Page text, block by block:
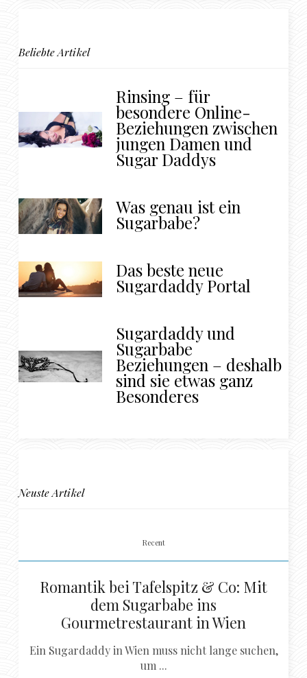
Beliebte Artikel
Rinsing – für
besondere Online-
Beziehungen zwischen
jungen Damen und
Sugar Daddys
Was genau ist ein
Sugarbabe?
Das beste neue
Sugardaddy Portal
Sugardaddy und
Sugarbabe
Beziehungen – deshalb
sind sie etwas ganz
Besonderes
Neuste Artikel
Recent
Romantik bei Tafelspitz & Co: Mit
dem Sugarbabe ins
Gourmetrestaurant in Wien
Ein Sugardaddy in Wien muss nicht lange suchen,
um ...